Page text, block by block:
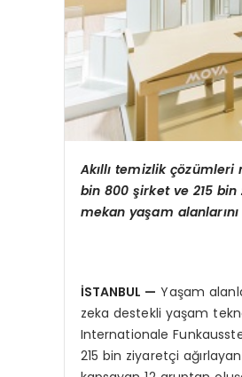
Akıllıtemizlikçözümleri
bin 800şirket ve 215
mekan yaşam alanlarını
İSTANBUL — Yaşam
zeka destekli yaşam
Internationale
215 bin ziyaretçi